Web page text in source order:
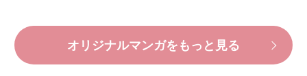
オリジナルマンガをもっと見る